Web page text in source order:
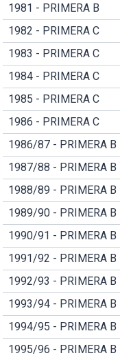
1981 - PRIMERA B
1982 - PRIMERA C
1983 - PRIMERA C
1984 - PRIMERA C
1985 - PRIMERA C
1986 - PRIMERA C
1986/87 - PRIMERA B
1987/88 - PRIMERA B
1988/89 - PRIMERA B
1989/90 - PRIMERA B
1990/91 - PRIMERA B
1991/92 - PRIMERA B
1992/93 - PRIMERA B
1993/94 - PRIMERA B
1994/95 - PRIMERA B
1995/96 - PRIMERA B